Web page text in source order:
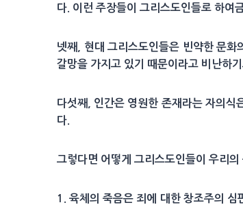
다. 이런 주장들이 그리스도인들로 하여
넷째, 현대 그리스도인들은 빈약한 문
갈망을 가지고 있기 때문이라고 비난하
다섯째, 인간은 영원한 존재라는 자의식
다.
그렇다면 어떻게 그리스도인들이 우리
1. 육체의 죽음은 죄에 대한 창조주의 심